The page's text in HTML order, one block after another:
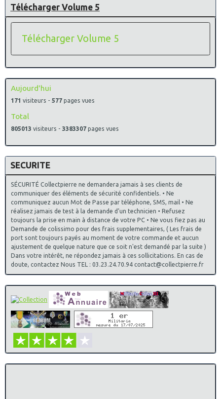
Télécharger Volume 5
Télécharger Volume 5
Aujourd'hui
171 visiteurs - 577 pages vues
Total
805013 visiteurs - 3383307 pages vues
SECURITE
SÉCURITÉ Collectpierre ne demandera jamais à ses clients de
communiquer des éléments de sécurité confidentiels. • Ne
communiquez aucun Mot de Passe par téléphone, SMS, mail • Ne
réalisez jamais de test à la demande d’un technicien • Refusez
toujours la prise en main à distance de votre PC • Ne vous fiez pas au
Demande de colissimo pour des frais supplementaires, ( Les frais de
port sont toujours payés au moment de votre commande et aucun
ajustement de quelque nature que ce soit n'est demandé par la suite )
Dans votre intérêt, ne répondez jamais à ces sollicitations. En cas de
doute, contactez Nous TEL : 03.23.24.70.94 contact@collectpierre.fr